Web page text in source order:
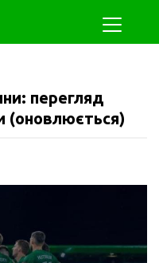
перегляд
(оновлюється)